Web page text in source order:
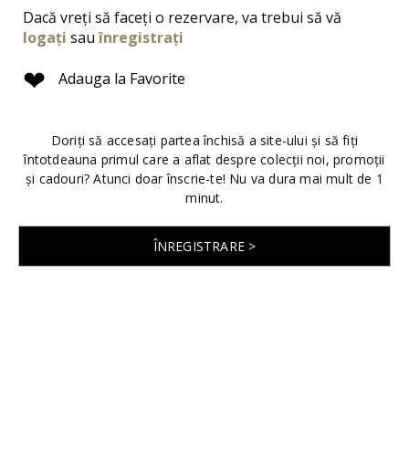
Dacă vreți să faceți o rezervare, va trebui să vă
logați sauînregistrați
❤ Adauga la Favorite
Doriți să accesați partea închisă a site-ului și să fiți
întotdeauna primul care a aflat despre colecții noi, promoții
și cadouri? Atunci doar înscrie-te! Nu va dura mai mult de 1
minut.
ÎNREGISTRARE >